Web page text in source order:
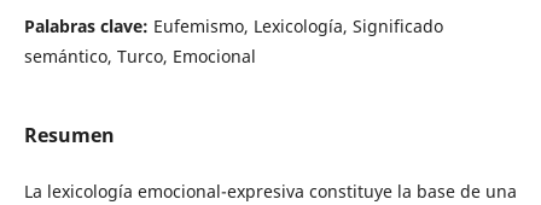
Palabras clave: Eufemismo, Lexicología, Significado
semántico, Turco, Emocional
Resumen
La lexicología emocional-expresiva constituye la base de una